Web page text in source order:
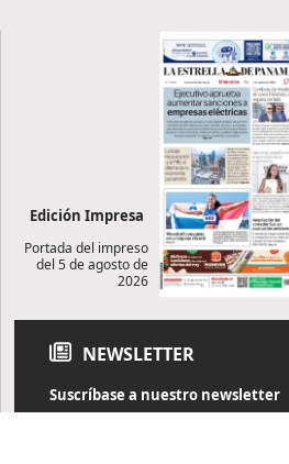
Edición Impresa
Portada del impreso
del 5 de agosto de
2026
NEWSLETTER
Suscríbase a nuestro newsletter
Reciba diariamente información de